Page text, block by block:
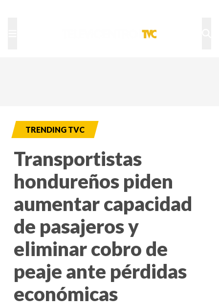
TRENDING TVC
Transportistas
hondureños piden
aumentar capacidad
de pasajeros y
eliminar cobro de
peaje ante pérdidas
económicas